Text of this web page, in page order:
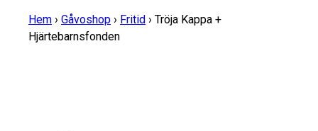
Hem › Gåvoshop › Fritid › Tröja Kappa +
Hjärtebarnsfonden